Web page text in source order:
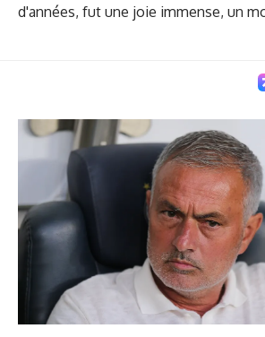
d'années, fut une joie immense, un